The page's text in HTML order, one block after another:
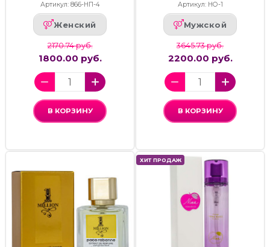
Артикул: 866-НП-4
Женский
2170.74 руб.
1800.00 руб.
В КОРЗИНУ
Артикул: НО-1
Мужской
3645.73 руб.
2200.00 руб.
В КОРЗИНУ
ХИТ ПРОДАЖ